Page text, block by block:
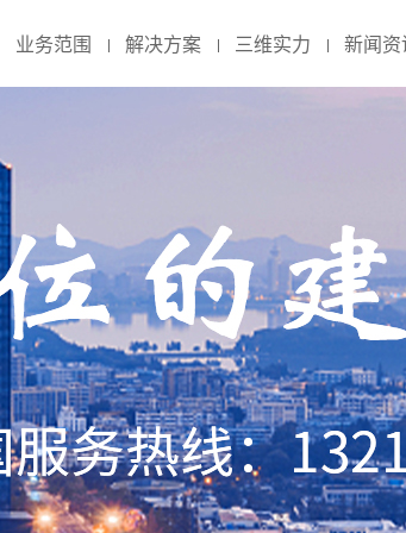
业务范围 解决方案 三维实力 新闻资